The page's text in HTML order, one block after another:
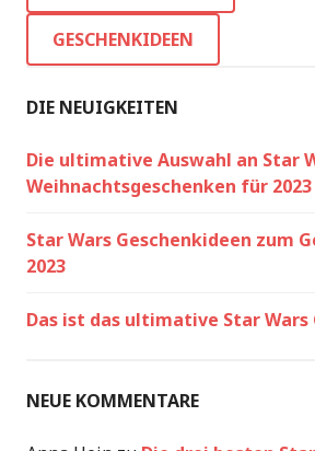
GESCHENKIDEEN
DIE NEUIGKEITEN
Die ultimative Auswahl an Star
Weihnachtsgeschenken für 2023
Star Wars Geschenkideen zum
2023
Das ist das ultimative Star Wars
NEUE KOMMENTARE